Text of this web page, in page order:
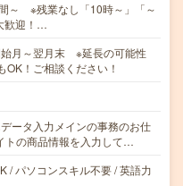
～ ※残業なし「10時～」「～
歓迎！…
始月～翌月末 ※延長の可能性
！ご相談ください！
ータ入力メインの事務のお仕
トの商品情報を入力して…
/ パソコンスキル不要 / 英語力